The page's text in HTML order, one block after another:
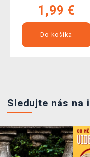
1,99 €
Do košíka
Sledujte nás na